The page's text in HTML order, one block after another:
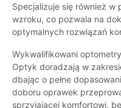
Specjalizuje się również
wzroku, co pozwala na
optymalnych rozwiązań
Wykwalifikowani
Optyk doradzają w
dbając o pełne
doboru oprawek
sprzyjającej komfortowi,